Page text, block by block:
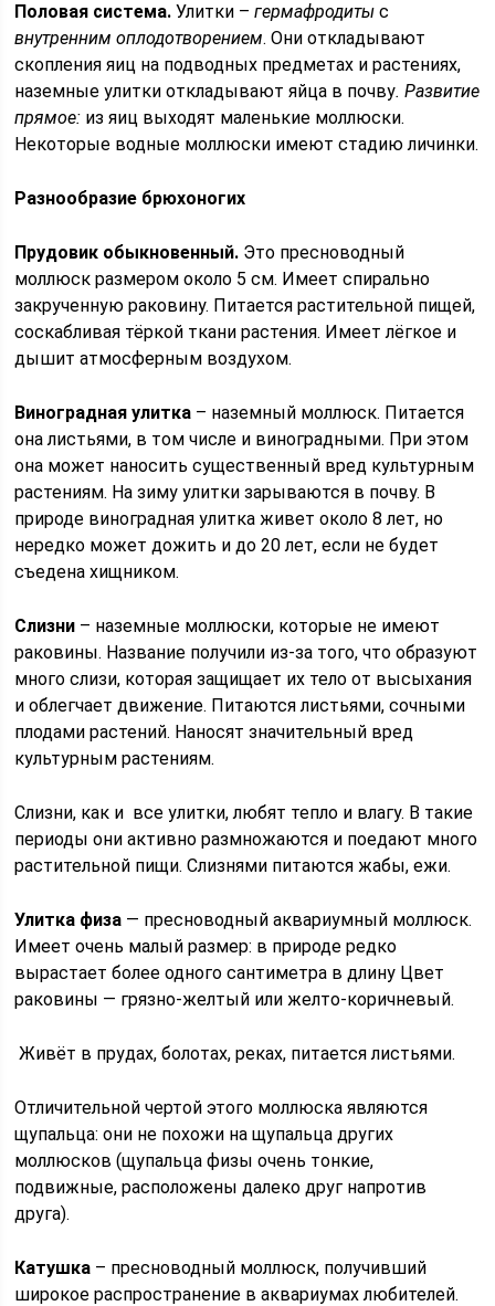
Половая система. Улитки –гермафродиты с
внутренним оплодотворением. Они откладывают
скопления яиц на подводных предметах и растениях,
наземные улитки откладывают яйца в почву. Развитие
прямое: из яиц выходят маленькие моллюски.
Некоторые водные моллюски имеют стадию личинки.
Разнообразие брюхоногих
Прудовик обыкновенный. Это пресноводный
моллюск размером около 5 см. Имеет спирально
закрученную раковину. Питается растительной пищей,
соскабливая тёркой ткани растения. Имеет лёгкое и
дышит атмосферным воздухом.
Виноградная улитка – наземный моллюск. Питается
она листьями, в том числе и виноградными. При этом
она может наносить существенный вред культурным
растениям. На зиму улитки зарываются в почву. В
природе виноградная улитка живет около 8 лет, но
нередко может дожить и до 20 лет, если не будет
съедена хищником.
Слизни – наземные моллюски, которые не имеют
раковины. Название получили из-за того, что образуют
много слизи, которая защищает их тело от высыхания
и облегчает движение. Питаются листьями, сочными
плодами растений. Наносят значительный вред
культурным растениям.
Слизни, как и все улитки, любят тепло и влагу. В такие
периоды они активно размножаются и поедают много
растительной пищи. Слизнями питаются жабы, ежи.
Улитка физа — пресноводный аквариумный моллюск.
Имеет очень малый размер: в природе редко
вырастает более одного сантиметра в длину Цвет
раковины — грязно-желтый или желто-коричневый.
Живёт в прудах, болотах, реках, питается листьями.
Отличительной чертой этого моллюска являются
щупальца: они не похожи на щупальца других
моллюсков (щупальца физы очень тонкие,
подвижные, расположены далеко друг напротив
друга).
Катушка – пресноводный моллюск, получивший
широкое распространение в аквариумах любителей.